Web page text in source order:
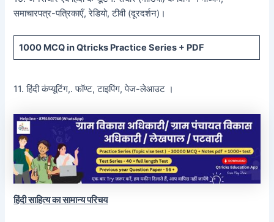
समाचारपत्र-पत्रिकाएँ, रेडियो, टीवी (दूरदर्शन)।
1000 MCQin Qtricks Practice Series + PDF
11. हिंदी कंप्यूटिंग,. फॉण्ट, टाइपिंग, पेज-लेआउट ।
हिंदी साहित्य का सामान्य परिचय